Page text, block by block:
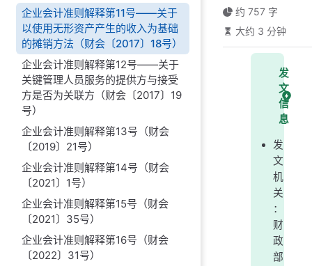
企业会计准则解释第11号——关于
以使用无形资产产生的收入为基础
的摊销方法（财会〔2017〕18号）
企业会计准则解释第12号——关于
关键管理人员服务的提供方与接受
方是否为关联方（财会〔2017〕19
号）
企业会计准则解释第13号（财会
〔2019〕21号）
企业会计准则解释第14号（财会
〔2021〕1号）
企业会计准则解释第15号（财会
〔2021〕35号）
企业会计准则解释第16号（财会
〔2022〕31号）
约 757 字
大约 3 分钟
发
文
信
息
发
文
机
关
：
财
政
部